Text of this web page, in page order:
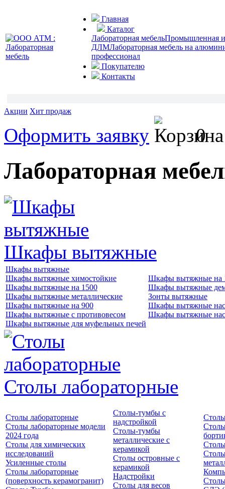
Главная
Каталог
Лабораторная мебельПромышленная и
ДЛМЛабораторная мебель на
профессионал
Покупателю
Контакты
Акции Хит продаж
Оформить заявку 0
Лабораторная
Шкафы вытяжные
Шкафы вытяжные
Шкафы вытяжные химостойкие
Шкафы вытяжные на 1500
Шкафы вытяжные металлические
Шкафы вытяжные на 900
Шкафы вытяжные с противовесом
Шкафы вытяжные для муфельных печей
Шкафы вытяжные на
Шкафы вытяжные
Зонты вытяжные
Шкафы вытяжные
Шкафы вытяжные
Столы лабораторные
Столы лабораторные
Столы лабораторные модели
2024 года
Столы для химических
исследований
Усиленные столы
Столы лабораторные
(поверхность керамогранит)
Столы-тумбы с
надстройкой
Столы-тумбы
металлические с
керамикой
Столы островные с
керамикой
Надстройки
Столы для весов